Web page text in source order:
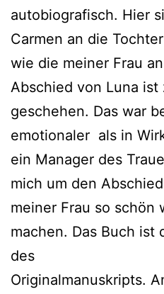
autobiografisch. Hier
Carmen an die
wie die meiner Frau
Abschied von Luna
geschehen. Das war
emotionaler als in
ein Manager des
mich um den
meiner Frau so schön
machen. Das Buch ist
des
Originalmanuskripts.